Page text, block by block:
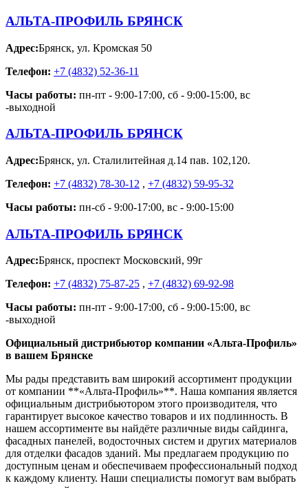
АЛЬТА-ПРОФИЛЬ БРЯНСК
Адрес:Брянск, ул. Кромская 50
Телефон: +7 (4832) 52-36-11
Часы работы: пн-пт - 9:00-17:00, сб - 9:00-15:00, вс
-выходной
АЛЬТА-ПРОФИЛЬ БРЯНСК
Адрес:Брянск, ул. Сталилитейная д.14 пав. 102,120.
Телефон: +7 (4832) 78-30-12 , +7 (4832) 59-95-32
Часы работы: пн-сб - 9:00-17:00, вс - 9:00-15:00
АЛЬТА-ПРОФИЛЬ БРЯНСК
Адрес:Брянск, проспект Московский, 99г
Телефон: +7 (4832) 75-87-25 , +7 (4832) 69-92-98
Часы работы: пн-пт - 9:00-17:00, сб - 9:00-15:00, вс
-выходной
Официальный дистрибьютор компании «Альта-Профиль»
в вашем Брянске
Мы рады представить вам широкий ассортимент продукции
от компании **«Альта-Профиль»**. Наша компания является
официальным дистрибьютором этого производителя, что
гарантирует высокое качество товаров и их подлинность. В
нашем ассортименте вы найдёте различные виды сайдинга,
фасадных панелей, водосточных систем и других материалов
для отделки фасадов зданий. Мы предлагаем продукцию по
доступным ценам и обеспечиваем профессиональный подход
к каждому клиенту. Наши специалисты помогут вам выбрать